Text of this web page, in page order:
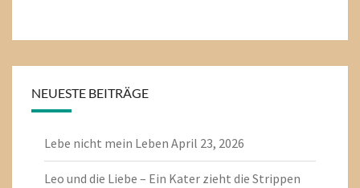
NEUESTE BEITRÄGE
Lebe nicht mein Leben April 23, 2026
Leo und die Liebe – Ein Kater zieht die Strippen